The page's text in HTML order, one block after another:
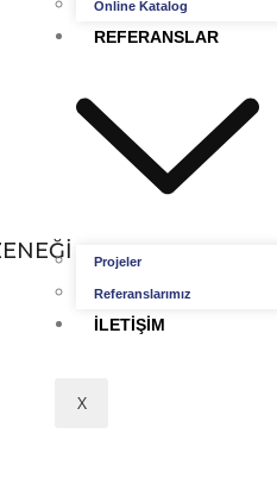
Online Katalog
REFERANSLAR
Projeler
Referanslarımız
İLETIŞIM
X